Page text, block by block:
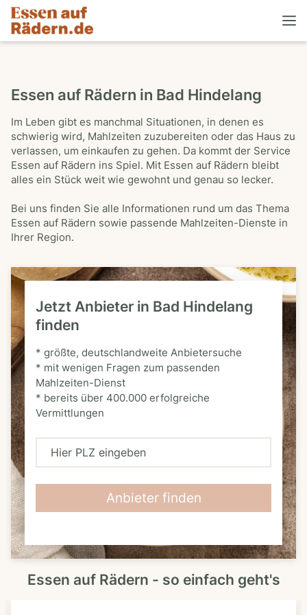
Essen auf Rädern in Bad Hindelang
Im Leben gibt es manchmal Situationen, in denen es
schwierig wird, Mahlzeiten zuzubereiten oder das Haus zu
verlassen, um einkaufen zu gehen. Da kommt der Service
Essen auf Rädern ins Spiel. Mit Essen auf Rädern bleibt
alles ein Stück weit wie gewohnt und genau so lecker.
Bei uns finden Sie alle Informationen rund um das Thema
Essen auf Rädern sowie passende Mahlzeiten-Dienste in
Ihrer Region.
Jetzt Anbieter in Bad Hindelang
finden
* größte, deutschlandweite Anbietersuche
* mit wenigen Fragen zum passenden
Mahlzeiten-Dienst
* bereits über 400.000 erfolgreiche
Vermittlungen
H
L
Z
Anbieter finden
Essen auf Rädern - so einfach geht's